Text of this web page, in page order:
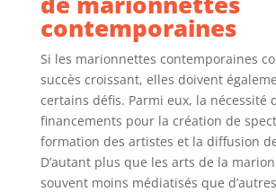
contemporaines
Si les marionnettes contemporaines
succès croissant, elles doivent
certains défis. Parmi eux, la nécessité
financements pour la création de
formation des artistes et la diffusion
D’autant plus que les arts de la
souvent moins médiatisés que